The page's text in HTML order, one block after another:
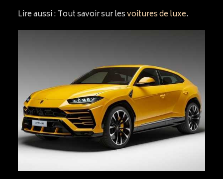
Lire aussi : Tout savoir sur lesvoitures de luxe.